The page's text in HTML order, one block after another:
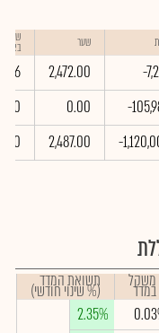
שער שווי
-
2,472.00
-
0.00
-
2,487.00
משקל
במדד תשואת המדד
(% שינוי חודשי)
2.35%